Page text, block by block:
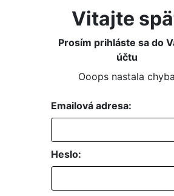
Vitajte
Prosím prihláste sa do
účtu
Ooops nastala chyba
Emailová adresa:
Heslo: